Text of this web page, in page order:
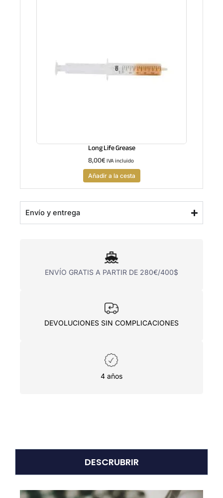
Long Life Grease
8,00€IVA incluido
Añadir a la cesta
Envío y entrega
ENVÍO GRATIS A PARTIR DE 280€/400$
DEVOLUCIONES SIN COMPLICACIONES
4 años
DESCRUBRIR